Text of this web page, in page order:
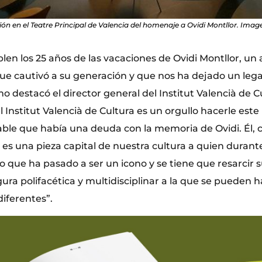
en el Teatre Principal de Valencia del homenaje a Ovidi Montllor.
los 25 años de las vacaciones de Ovidi Montllor, un
cautivó a su generación y que nos ha dejado un
destacó el director general del Institut Valencià de
Institut Valencià de Cultura es un orgullo hacerle
que había una deuda con la memoria de Ovidi. Él,
es una pieza capital de nuestra cultura a quien
que ha pasado a ser un icono y se tiene que resarcir
polifacética y multidisciplinar a la que se pueden